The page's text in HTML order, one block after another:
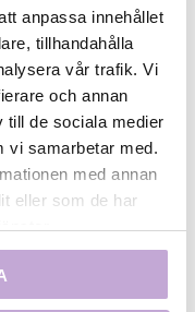
anpassa innehållet
tillhandahålla
vår trafik. Vi
och annan
till de sociala medier
vi samarbetar med.
med annan
eller som de har
i Stockholm
och vända sig
som kommer
progress 2 dagar
är 20 maj. Kursen
skickas till
namn och
en kortfattad
cv.Workshopen
kan ha flera